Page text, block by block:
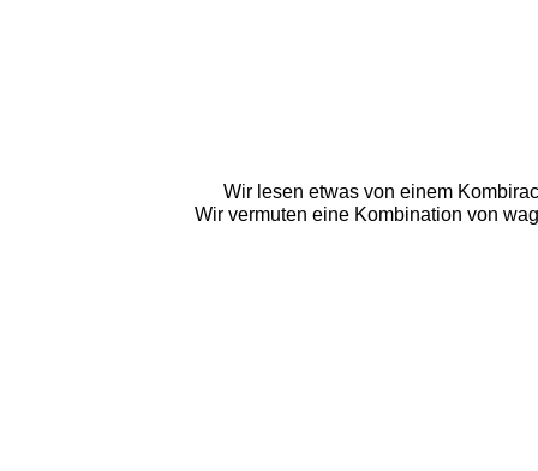
Wir lesen etwas von einem
Wir vermuten eine Kombination von